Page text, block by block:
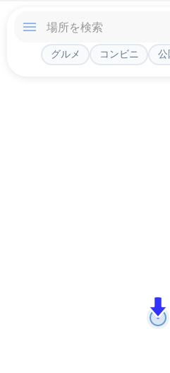
グルメ コンビニ 公